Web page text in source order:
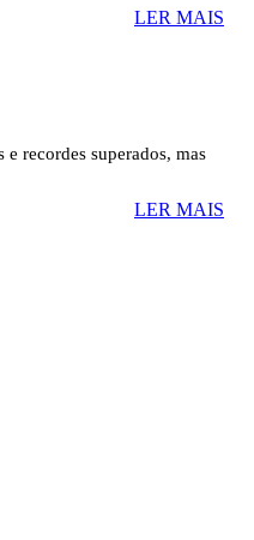
LER MAIS
recordes superados, mas
LER MAIS